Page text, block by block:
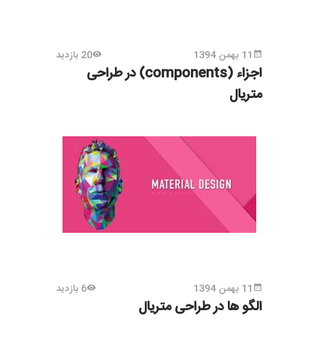
11 بهمن 1394 20 بازدید
اجزاء (components) در طراحی
متریال
11 بهمن 1394 6 بازدید
الگو ها در طراحی متریال